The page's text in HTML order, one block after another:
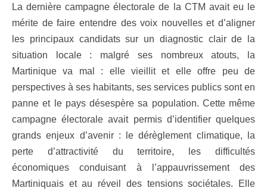
La dernière campagne électorale de la CTM avait eu le
mérite de faire entendre des voix nouvelles et d’aligner
les principaux candidats sur un diagnostic clair de la
situation locale : malgré ses nombreux atouts, la
Martinique va mal : elle vieillit et elle offre peu de
perspectives à ses habitants, ses services publics sont en
panne et le pays désespère sa population. Cette même
campagne électorale avait permis d’identifier quelques
grands enjeux d’avenir : le dérèglement climatique, la
perte d’attractivité du territoire, les difficultés
économiques conduisant à l’appauvrissement des
Martiniquais et au réveil des tensions sociétales. Elle